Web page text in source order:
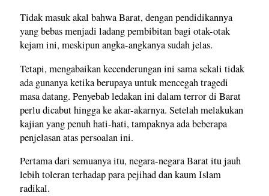
Tidak masuk akal bahwa Barat, dengan pendidikannya
yang bebas menjadi ladang pembibitan bagi otak-otak
kejam ini, meskipun angka-angkanya sudah jelas.
Tetapi, mengabaikan kecenderungan ini sama sekali tidak
ada gunanya ketika berupaya untuk mencegah tragedi
masa datang. Penyebab ledakan ini dalam terror di Barat
perlu dicabut hingga ke akar-akarnya. Setelah melakukan
kajian yang penuh hati-hati, tampaknya ada beberapa
penjelasan atas persoalan ini.
Pertama dari semuanya itu, negara-negara Barat itu jauh
lebih toleran terhadap para pejihad dan kaum Islam
radikal.